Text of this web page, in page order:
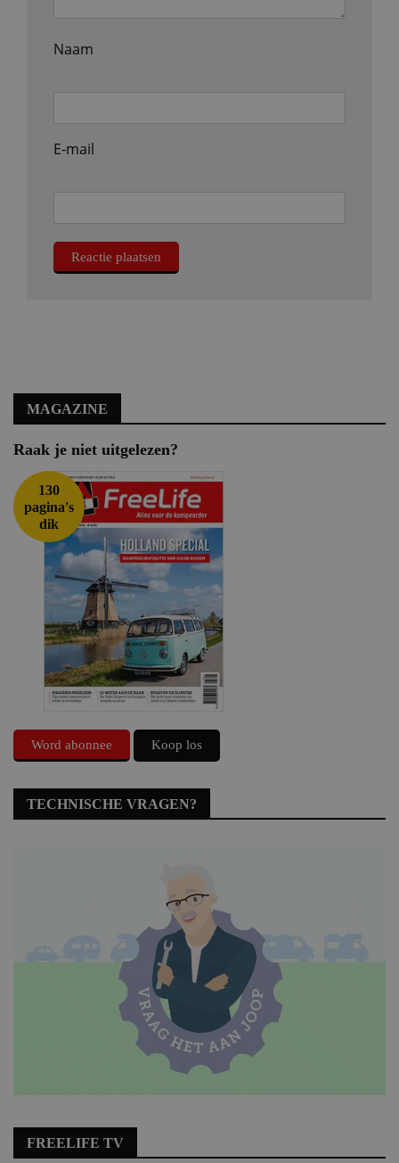
Naam
E-mail
MAGAZINE
Raak je niet uitgelezen?
130
pagina's
dik
Word abonnee Koop los
TECHNISCHE VRAGEN?
FREELIFE TV